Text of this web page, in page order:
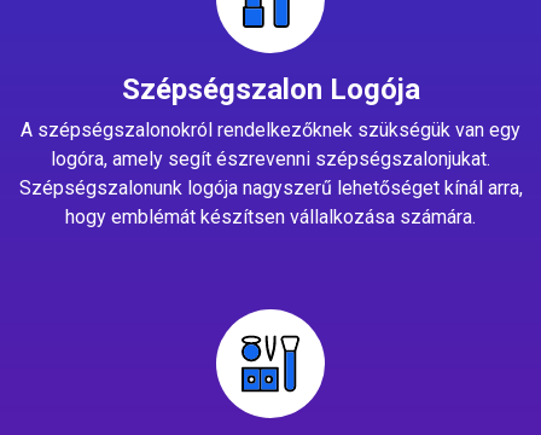
Szépségszalon Logója
A szépségszalonokról rendelkezőknek szükségük van egy
logóra, amely segít észrevenni szépségszalonjukat.
Szépségszalonunk logója nagyszerű lehetőséget kínál arra,
hogy emblémát készítsen vállalkozása számára.